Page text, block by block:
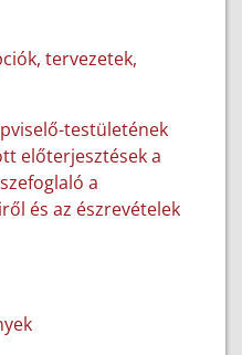
tervezetek,
testületének
előterjesztések a
a
és az észrevételek